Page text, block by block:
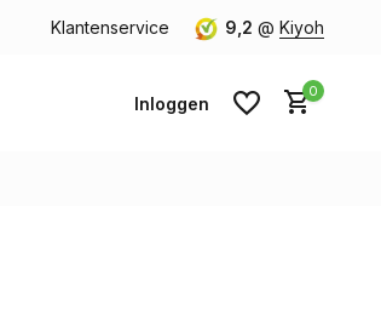
Gratis verzending v.a. € 40,- (Alleen Nederland)
Klantenservice 9,2 @ Kiyoh
Inloggen
0